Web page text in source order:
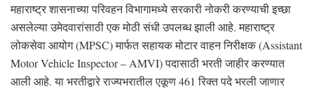
महाराष्ट्र शासनाच्या परिवहन विभागामध्ये सरकारी नोकरी करण्याची इच्छा
असलेल्या उमेदवारांसाठी एक मोठी संधी उपलब्ध झाली आहे. महाराष्ट्र
लोकसेवा आयोग (MPSC) मार्फत सहायक मोटार वाहन निरीक्षक (Assistant
Motor Vehicle Inspector – AMVI) पदासाठी भरती जाहीर करण्यात
आली आहे. या भरतीद्वारे राज्यभरातील एकूण 461 रिक्त पदे भरली जाणार